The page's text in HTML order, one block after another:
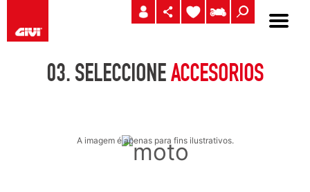
03.SELECCIONEACCESORIOS
A imagem é apenas para fins ilustrativos.